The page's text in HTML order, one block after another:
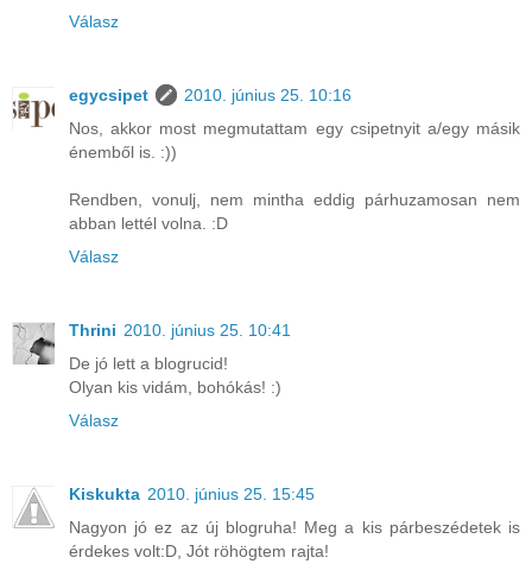
Válasz
egycsipet
2010. június 25. 10:16
Nos, akkor most megmutattam egy csipetnyit a/egy másik
énemből is. :))
Rendben, vonulj, nem mintha eddig párhuzamosan nem
abban lettél volna. :D
Válasz
Thrini 2010. június 25. 10:41
De jó lett a blogrucid!
Olyan kis vidám, bohókás! :)
Válasz
Kiskukta 2010. június 25. 15:45
Nagyon jó ez az új blogruha! Meg a kis párbeszédetek is
érdekes volt:D, Jót röhögtem rajta!